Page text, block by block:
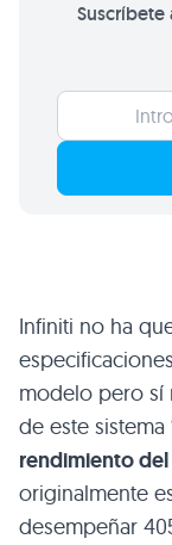
Suscríbete
Infiniti no ha
modelo pero sí
de este sistema
rendimiento
originalmente
desempeñar